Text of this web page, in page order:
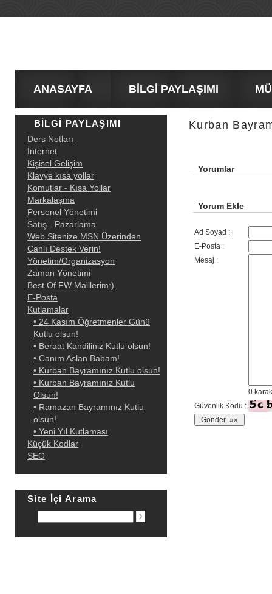
ANASAYFA BİLGİ PAYLAŞIMI
BİLGİ PAYLAŞIMI
Ders Notları
İnternet
Kişisel Gelişim
Klavye kısa yollar
Komutlar - Kısa Yollar
Markalaşma
Personel Yönetimi
Satış - Pazarlama
Web Sitenize MSN Üzerinden
Canlı Destek Verin!
Yönetim/Organizasyon
Zaman Yönetimi
Best Of FW Maillerim:)
E-Posta
Kutlamalar
• 24 Kasım Öğretmenler Günü
Kutlu olsun!
• Beraat Kandiliniz Kutlu olsun!
• Canım Aslan Babam!
• Kurban Bayramınız Kutlu olsun!
• Kurban Bayramınız Kutlu
Olsun!
• Ramazan Bayramınız Kutlu
olsun!
• Yeni Yıl Kutlaması
Küçük Kodlar
SEO
Site İçi Arama
Kurban
Yorumlar
Yorum Ekle
Ad Soyad :
E-Posta :
Mesaj :
0
Güvenlik Kodu :